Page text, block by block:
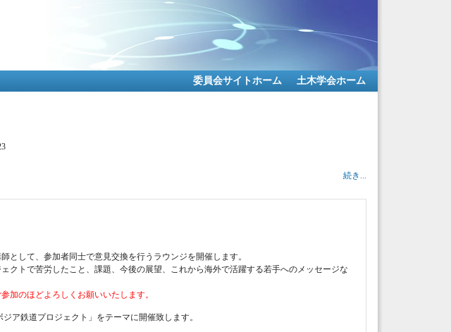
委員会サイトホーム 土木学会ホーム
続き...
として、参加者同士で意見交換を行うラウンジを開催します。
クトで苦労したこと、課題、今後の展望、これから海外で活躍する若手へのメッセージな
加のほどよろしくお願いいたします。
ア鉄道プロジェクト」をテーマに開催致します。